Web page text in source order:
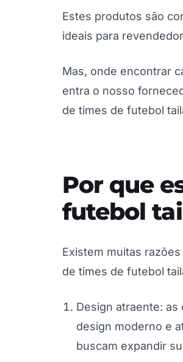
Estes produtos são
ideais para
Mas, onde encontrar
entra o nosso
de times de futebol
Por que
futebol
Existem muitas
de times de futebol
Design atraente:
design moderno e
buscam expandir